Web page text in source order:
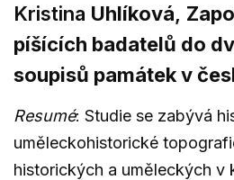
Kristina Uhlíková,
píšících badatelů do
soupisů památek v
Resumé: Studie se zabývá
uměleckohistorické
historických a uměleckých v